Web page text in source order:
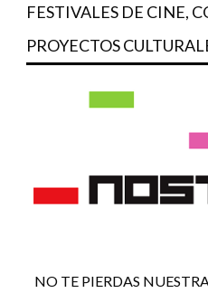
FESTIVALES DE CINE,
PROYECTOS
NO TE PIERDAS